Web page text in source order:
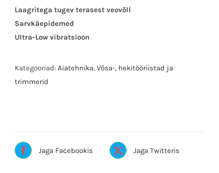
Laagritega tugev terasest veovõll
Sarvkäepidemed
Ultra-Low vibratsioon
Kategooriad: Aiatehnika, Võsa-, hekitööriistad ja
trimmerid
Jaga Facebookis Jaga Twitteris